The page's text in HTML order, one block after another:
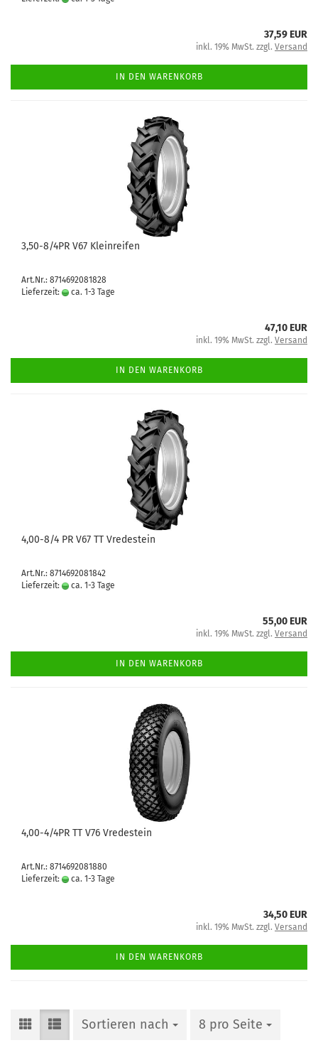
37,59 EUR
inkl. 19% MwSt. zzgl. Versand
IN DEN WARENKORB
3,50-8/4PR V67 Kleinreifen
Art.Nr.: 8714692081828
Lieferzeit:
ca. 1-3 Tage
47,10 EUR
inkl. 19% MwSt. zzgl. Versand
IN DEN WARENKORB
4,00-8/4 PR V67 TT Vredestein
Art.Nr.: 8714692081842
Lieferzeit:
ca. 1-3 Tage
55,00 EUR
inkl. 19% MwSt. zzgl. Versand
IN DEN WARENKORB
4,00-4/4PR TT V76 Vredestein
Art.Nr.: 8714692081880
Lieferzeit:
ca. 1-3 Tage
34,50 EUR
inkl. 19% MwSt. zzgl. Versand
IN DEN WARENKORB
Sortieren nach 8 pro Seite